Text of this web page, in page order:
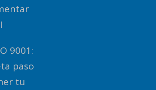
9001:
paso
tu